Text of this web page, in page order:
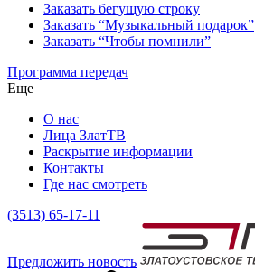
Заказать бегущую строку
Заказать “Музыкальный подарок”
Заказать “Чтобы помнили”
Программа передач
Еще
О нас
Лица ЗлатТВ
Раскрытие информации
Контакты
Где нас смотреть
(3513) 65-17-11
Предложить новость